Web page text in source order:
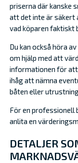
priserna där kanske
att det inte är säkert
vad köparen faktiskt
Du kan också höra
om hjälp med att
informationen för
ihåg att nämna
båten eller
För en professionell
anlita en
DETALJER